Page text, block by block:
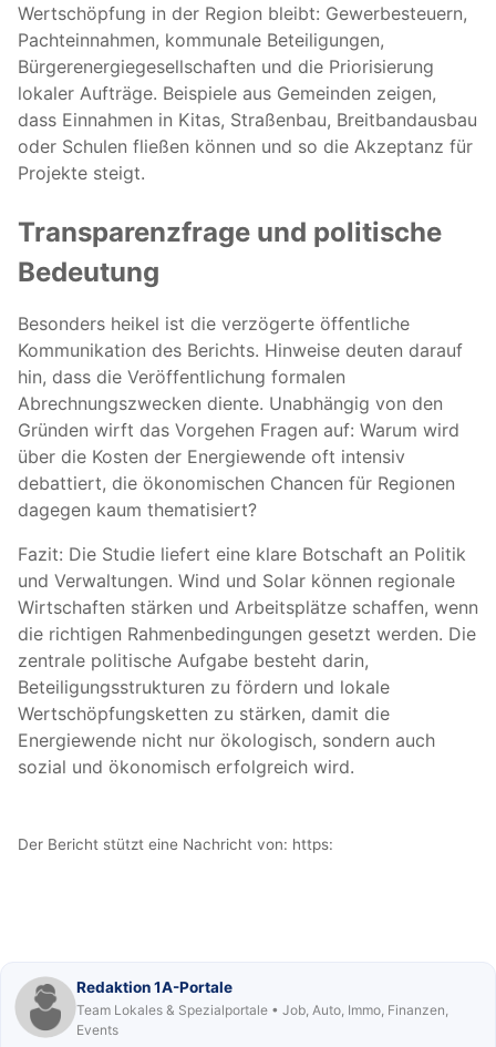
Wertschöpfung in der Region bleibt: Gewerbesteuern,
Pachteinnahmen, kommunale Beteiligungen,
Bürgerenergiegesellschaften und die Priorisierung
lokaler Aufträge. Beispiele aus Gemeinden zeigen,
dass Einnahmen in Kitas, Straßenbau, Breitbandausbau
oder Schulen fließen können und so die Akzeptanz für
Projekte steigt.
Transparenzfrage und politische
Bedeutung
Besonders heikel ist die verzögerte öffentliche
Kommunikation des Berichts. Hinweise deuten darauf
hin, dass die Veröffentlichung formalen
Abrechnungszwecken diente. Unabhängig von den
Gründen wirft das Vorgehen Fragen auf: Warum wird
über die Kosten der Energiewende oft intensiv
debattiert, die ökonomischen Chancen für Regionen
dagegen kaum thematisiert?
Fazit: Die Studie liefert eine klare Botschaft an Politik
und Verwaltungen. Wind und Solar können regionale
Wirtschaften stärken und Arbeitsplätze schaffen, wenn
die richtigen Rahmenbedingungen gesetzt werden. Die
zentrale politische Aufgabe besteht darin,
Beteiligungsstrukturen zu fördern und lokale
Wertschöpfungsketten zu stärken, damit die
Energiewende nicht nur ökologisch, sondern auch
sozial und ökonomisch erfolgreich wird.
Der Bericht stützt eine Nachricht von: https:
Redaktion 1A-Portale
Team Lokales & Spezialportale • Job, Auto, Immo, Finanzen,
Events